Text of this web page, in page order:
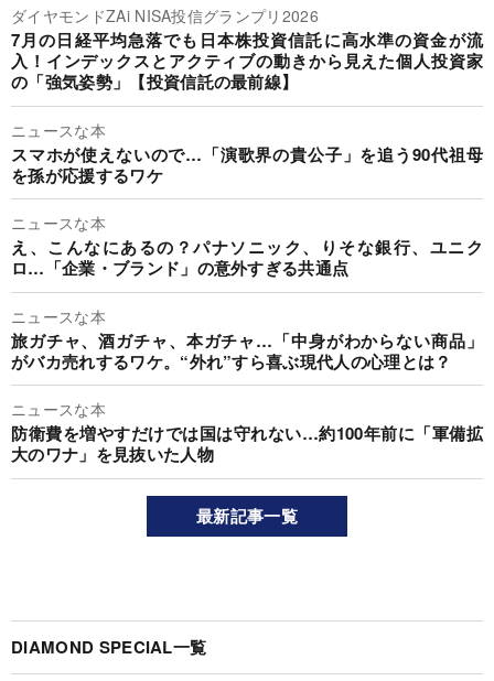
ダイヤモンドZAi NISA投信グランプリ2026
7月の日経平均急落でも日本株投資信託に高水準の資金が流
入！インデックスとアクティブの動きから見えた個人投資家
の「強気姿勢」【投資信託の最前線】
ニュースな本
スマホが使えないので…「演歌界の貴公子」を追う90代祖母
を孫が応援するワケ
ニュースな本
え、こんなにあるの？パナソニック、りそな銀行、ユニク
ロ…「企業・ブランド」の意外すぎる共通点
ニュースな本
旅ガチャ、酒ガチャ、本ガチャ…「中身がわからない商品」
がバカ売れするワケ。“外れ”すら喜ぶ現代人の心理とは？
ニュースな本
防衛費を増やすだけでは国は守れない…約100年前に「軍備拡
大のワナ」を見抜いた人物
最新記事一覧
DIAMOND SPECIAL一覧